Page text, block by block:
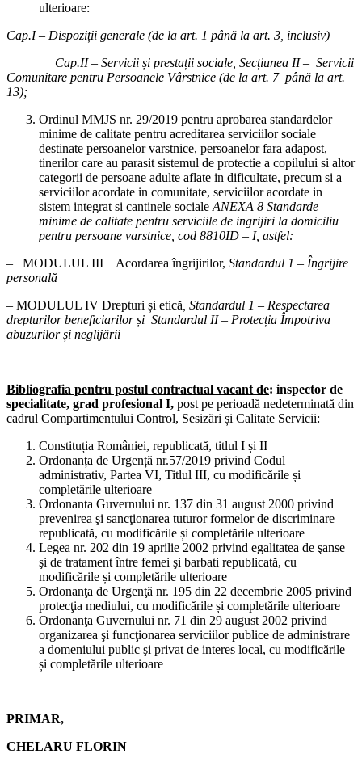
ulterioare:
Cap.I – Dispoziții generale (de la art. 1 până la art. 3, inclusiv)
Cap.II – Servicii și prestații sociale, Secțiunea II – Servicii
Comunitare pentru Persoanele Vârstnice (de la art. 7 până la art.
13);
Ordinul MMJS nr. 29/2019 pentru aprobarea standardelor
minime de calitate pentru acreditarea serviciilor sociale
destinate persoanelor varstnice, persoanelor fara adapost,
tinerilor care au parasit sistemul de protectie a copilului si altor
categorii de persoane adulte aflate in dificultate, precum si a
serviciilor acordate in comunitate, serviciilor acordate in
sistem integrat si cantinele sociale ANEXA 8 Standarde
minime de calitate pentru serviciile de ingrijiri la domiciliu
pentru persoane varstnice, cod 8810ID – I, astfel:
– MODULUL III Acordarea îngrijirilor, Standardul 1 – Îngrijire
personală
– MODULUL IV Drepturi și etică , Standardul 1 – Respectarea
drepturilor beneficiarilor și Standardul II – Protecția Împotriva
abuzurilor și neglijării
Bibliografia pentru postul contractual vacant de: inspector de
specialitate, grad profesional I, post pe perioadă nedeterminată din
cadrul Compartimentului Control, Sesizări și Calitate Servicii:
Constituția României, republicată, titlul I și II
Ordonanța de Urgență nr.57/2019 privind Codul
administrativ, Partea VI, Titlul III, cu modificările și
completările ulterioare
Ordonanta Guvernului nr. 137 din 31 august 2000 privind
prevenirea şi sancţionarea tuturor formelor de discriminare
republicată, cu modificările și completările ulterioare
Legea nr. 202 din 19 aprilie 2002 privind egalitatea de şanse
şi de tratament între femei şi barbati republicată, cu
modificările și completările ulterioare
Ordonanţa de Urgenţă nr. 195 din 22 decembrie 2005 privind
protecţia mediului, cu modificările și completările ulterioare
Ordonanţa Guvernului nr. 71 din 29 august 2002 privind
organizarea şi funcţionarea serviciilor publice de administrare
a domeniului public şi privat de interes local, cu modificările
și completările ulterioare
PRIMAR,
CHELARU FLORIN